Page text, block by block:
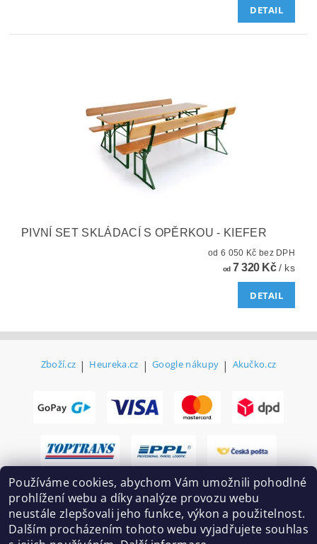
DETAIL
PIVNÍ SET SKLÁDACÍ S OPĚRKOU - KIEFER
od 6 050 Kč bez DPH
od7 320 Kč/ ks
DETAIL
Zboží.cz | Heureka.cz | Google nákupy | Akučko.cz
Používáme cookies, abychom Vám umožnili pohodlné
prohlížení webu a díky analýze provozu webu
neustále zlepšovali jeho funkce, výkon a použitelnost.
Dalším procházením tohoto webu vyjadřujete souhlas